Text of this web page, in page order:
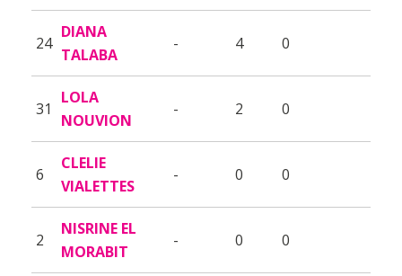
24
DIANA
TALABA
- 4 0
31
LOLA
NOUVION
- 2 0
6
CLELIE
VIALETTES
- 0 0
2
NISRINE EL
MORABIT
- 0 0